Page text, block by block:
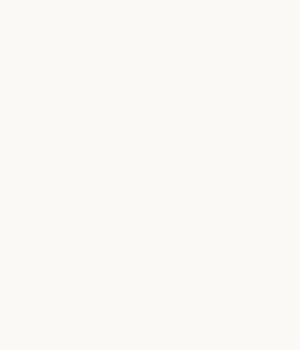
ト